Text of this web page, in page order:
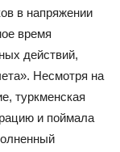
в напряжении
время
действий,
Несмотря на
туркменская
и поймала